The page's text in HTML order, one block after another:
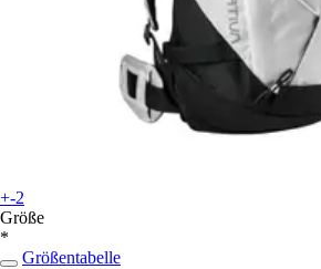
+-2
Größe
*
Größentabelle